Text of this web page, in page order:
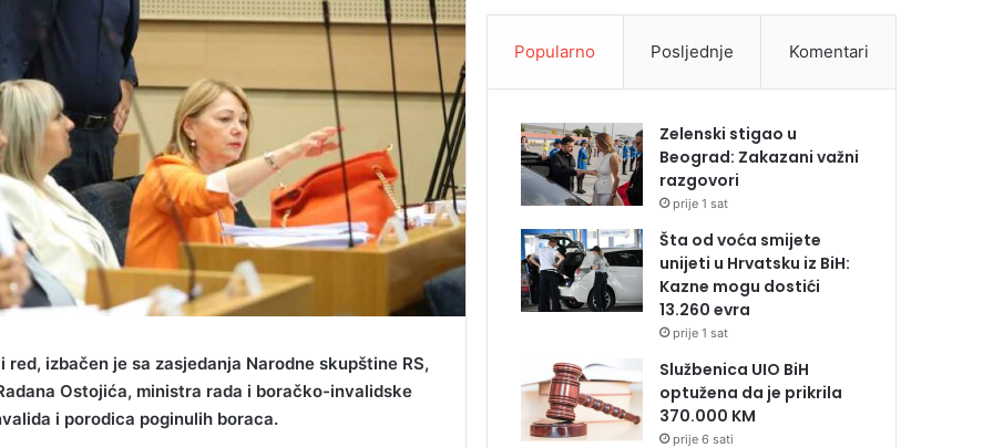
izbačen je sa zasjedanja Narodne skupštine RS,
Ostojića, ministra rada i boračko-invalidske
i porodica poginulih boraca.
Popularno Posljednje Komentari
Zelenski stigao u
Beograd: Zakazani važni
razgovori
prije 1 sat
Šta od voća smijete
unijeti u Hrvatsku iz BiH:
Kazne mogu dostići
13.260 evra
prije 1 sat
Službenica UIO BiH
optužena da je prikrila
370.000 KM
prije 6 sati